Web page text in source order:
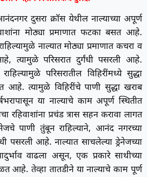
दुसरा क्रॉस येथील नाल्याच्या अपूर्ण
मोठ्या प्रमाणात फटका बसत आहे.
नाल्यात मोठ्या प्रमाणात कचरा व
त्यामुळे परिसरात दुर्गंधी पसरली आहे.
परिसरातील विहिरींमध्ये सुद्धा
आहे. त्यामुळे विहिरींचे पाणी सुद्धा खराब
या नाल्याचे काम अपूर्ण स्थितीत
रहिवाशांना प्रचंड त्रास सहन करावा लागत
पाणी तुंबून राहिल्याने, आनंद नगरच्या
पसरली आहे. नाल्यात साचलेल्या ड्रेनेजच्या
वाढला असून, एक प्रकारे साथीच्या
आहे. तेव्हा तातडीने या नाल्याचे काम पूर्ण